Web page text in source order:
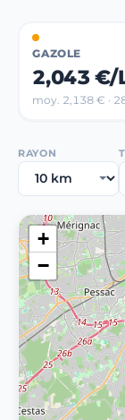
GAZOLE
2,043 €/
moy. 2,138 € ·
RAYON
+
−